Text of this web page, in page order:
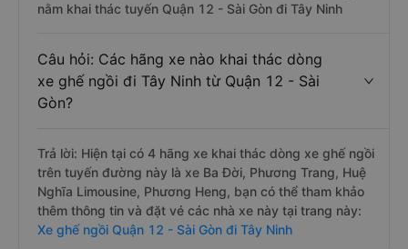
nằm khai thác tuyến Quận 12 - Sài Gòn đi Tây Ninh
Câu hỏi: Các hãng xe nào khai thác dòng
xe ghế ngồi đi Tây Ninh từ Quận 12 - Sài
Gòn?
Trả lời: Hiện tại có 4 hãng xe khai thác dòng xe ghế ngồi
trên tuyến đường này là xe Ba Đời, Phương Trang, Huệ
Nghĩa Limousine, Phương Heng, bạn có thể tham khảo
thêm thông tin và đặt vé các nhà xe này tại trang này:
Xe ghế ngồi Quận 12 - Sài Gòn đi Tây Ninh